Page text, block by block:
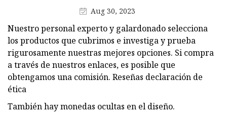
Aug 30, 2023
Nuestro personal experto y galardonado selecciona
los productos que cubrimos e investiga y prueba
rigurosamente nuestras mejores opciones. Si compra
a través de nuestros enlaces, es posible que
obtengamos una comisión. Reseñas declaración de
ética
También hay monedas ocultas en el diseño.